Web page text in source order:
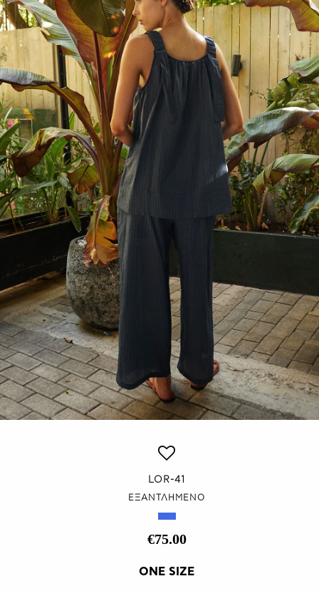
LOR-41
ΕΞΑΝΤΛΗΜΕΝΟ
€75.00
ONE SIZE